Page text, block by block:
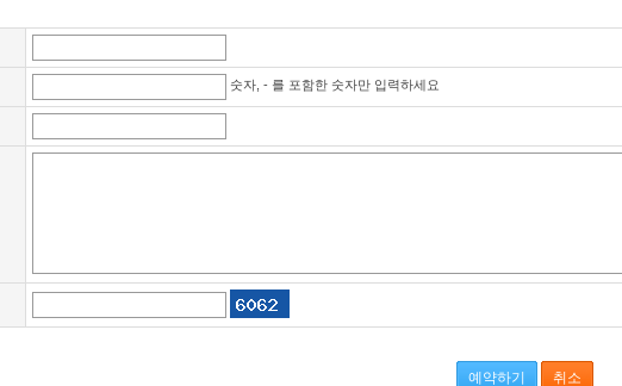
숫자, - 를 포함한 숫자만 입력하세요